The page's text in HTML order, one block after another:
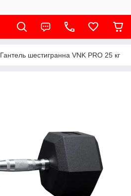
Гантель шестигранна VNK PRO 25 кг